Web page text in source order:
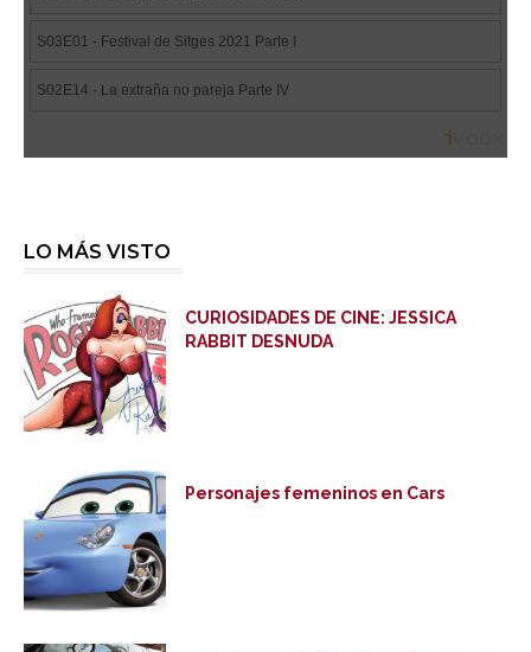
LO MÁS VISTO
CURIOSIDADES DE CINE: JESSICA
RABBIT DESNUDA
Personajes femeninos en Cars